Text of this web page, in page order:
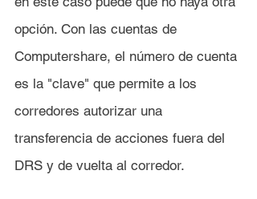
opción. Con las cuentas de
Computershare, el número de cuenta
es la "clave" que permite a los
corredores autorizar una
transferencia de acciones fuera del
DRS y de vuelta al corredor.